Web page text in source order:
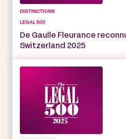
DISTINCTIONS
LEGAL 500
De Gaulle Fleurance
Switzerland 2025